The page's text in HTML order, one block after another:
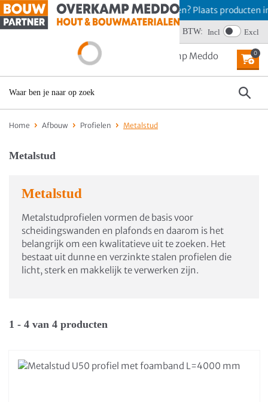
Offerte aanvragen? Plaats producten in
Wij scoren een 4,6 BTW: Incl Excl
0
Home Afbouw Profielen Metalstud
Metalstud
Metalstud
Metalstudprofielen vormen de basis voor
scheidingswanden en plafonds en daarom is het
belangrijk om een kwalitatieve uit te zoeken. Het
bestaat uit dunne en verzinkte stalen profielen die
licht, sterk en makkelijk te verwerken zijn.
1 - 4 van 4 producten